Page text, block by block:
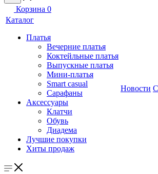
Корзина 0
Каталог
Платья
Вечерние платья
Коктейльные платья
Выпускные платья
Мини-платья
Smart casual
Сарафаны
Аксессуары
Клатчи
Обувь
Диадема
Лучшие покупки
Хиты продаж
Новости